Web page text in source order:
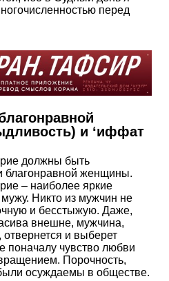
перед
и ‘иффат
должны быть
благонравной женщины.
– наиболее яркие
Никто из мужчин не
и бесстыжую. Даже,
внешне, мужчина,
отвернется и выберет
чувство любви
Порочность,
осуждаемы в обществе.